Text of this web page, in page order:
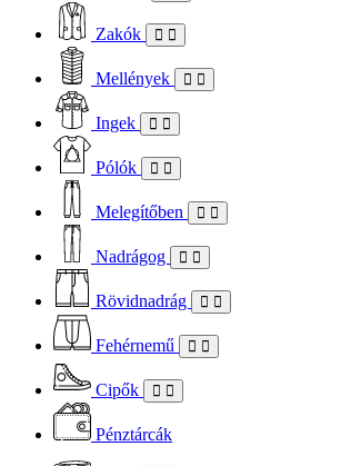
Zakók
Mellények
Ingek
Pólók
Melegítőben
Nadrágog
Rövidnadrág
Fehérnemű
Cipők
Pénztárcák